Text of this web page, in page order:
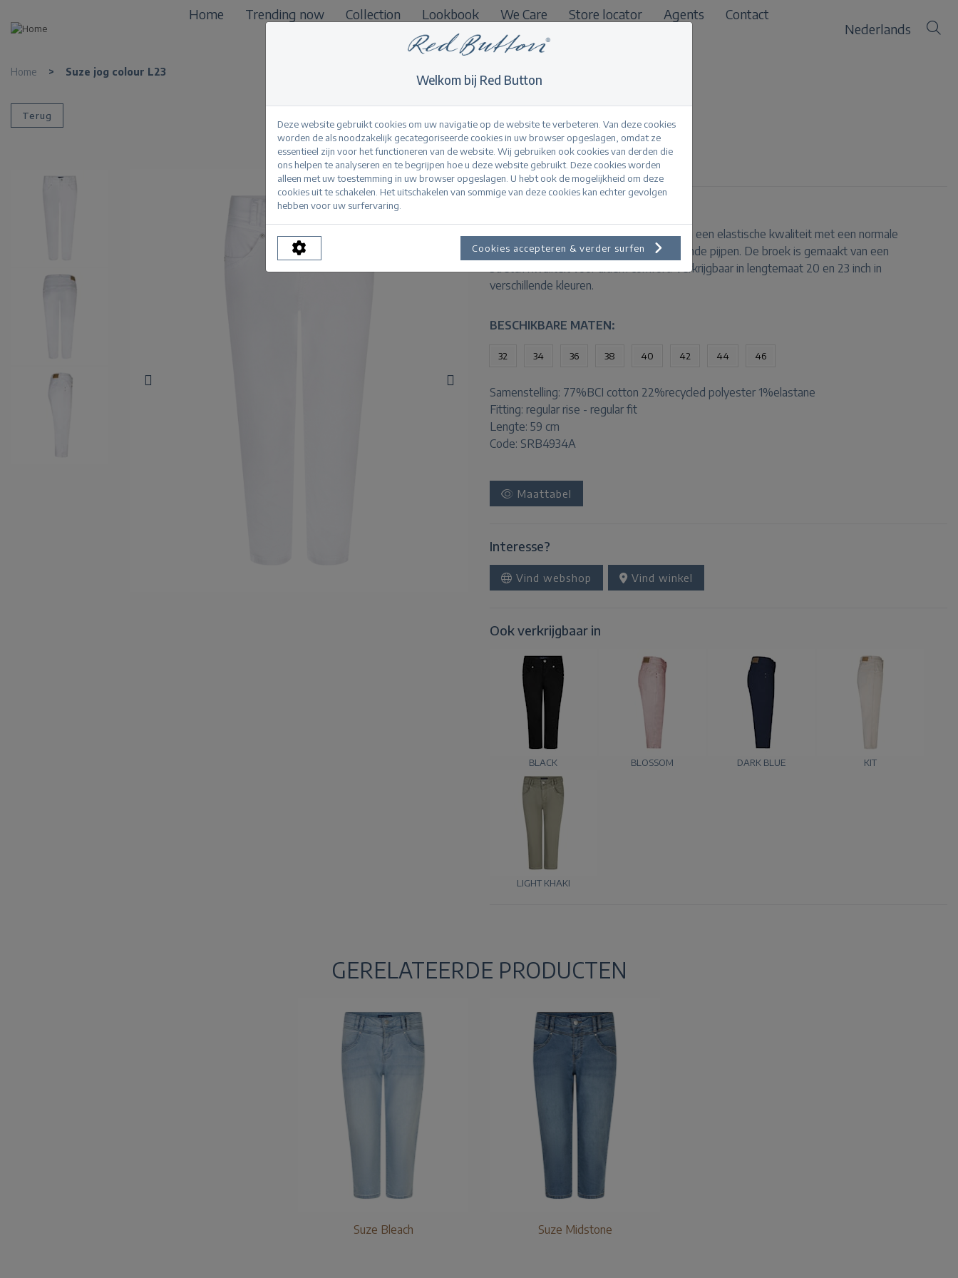
Home Trending now Collection Lookbook We Care Store locator Agents
Contact
B2B
Nederlands
Home > Suze jog colour L23
Terug
Suze jog colour White
De Suze Jog Colour is een capri broek van een elastische kwaliteit met een normale
pasvorm, een hoge taille en tapstoelopende pijpen. De broek is gemaakt van een
stretch kwaliteit voor ultiem comfort. Verkrijgbaar in lengtemaat 20 en 23 inch in
verschillende kleuren.
BESCHIKBARE MATEN:
32 34 36 38 40 42 44 46
Samenstelling: 77%BCI cotton 22%recycled polyester 1%elastane
Fitting: regular rise - regular fit
Lengte: 59 cm
Code: SRB4934A
Maattabel
Interesse?
Vind webshop Vind winkel
Ook verkrijgbaar in
BLACK BLOSSOM DARK BLUE KIT
LIGHT KHAKI
GERELATEERDE PRODUCTEN
Suze Bleach Suze Midstone
Welkom bij Red Button
Deze website gebruikt cookies om uw navigatie op de website te verbeteren. Van deze cookies
worden de als noodzakelijk gecategoriseerde cookies in uw browser opgeslagen, omdat ze
essentieel zijn voor het functioneren van de website. Wij gebruiken ook cookies van derden die
ons helpen te analyseren en te begrijpen hoe u deze website gebruikt. Deze cookies worden
alleen met uw toestemming in uw browser opgeslagen. U hebt ook de mogelijkheid om deze
cookies uit te schakelen. Het uitschakelen van sommige van deze cookies kan echter gevolgen
hebben voor uw surfervaring.
Cookies accepteren & verder surfen